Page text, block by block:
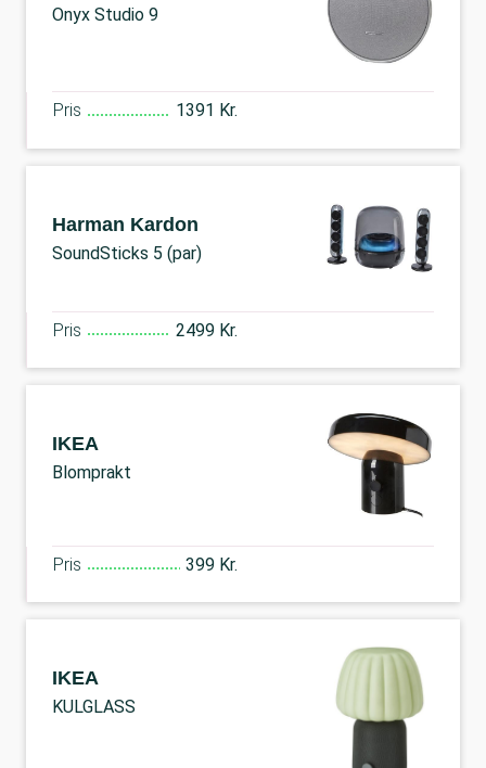
Onyx Studio 9
Pris 1391 Kr.
Harman Kardon
SoundSticks 5 (par)
Pris 2499 Kr.
IKEA
Blomprakt
Pris 399 Kr.
IKEA
KULGLASS